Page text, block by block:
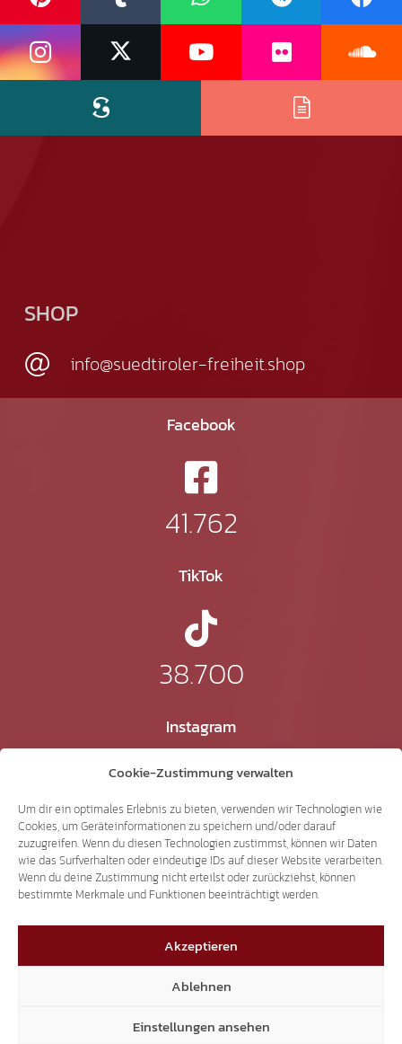
Cookie-Zustimmung verwalten
Um dir ein optimales Erlebnis zu bieten, verwenden wir Technologien wie
Cookies, um Geräteinformationen zu speichern und/oder darauf
zuzugreifen. Wenn du diesen Technologien zustimmst, können wir Daten
wie das Surfverhalten oder eindeutige IDs auf dieser Website verarbeiten.
Wenn du deine Zustimmung nicht erteilst oder zurückziehst, können
bestimmte Merkmale und Funktionen beeinträchtigt werden.
Akzeptieren
Ablehnen
Einstellungen ansehen
SHOP
info@suedtiroler-freiheit.shop
Facebook
41.762
TikTok
38.700
Instagram
15.300
YouTube
15.300
Mitglieder